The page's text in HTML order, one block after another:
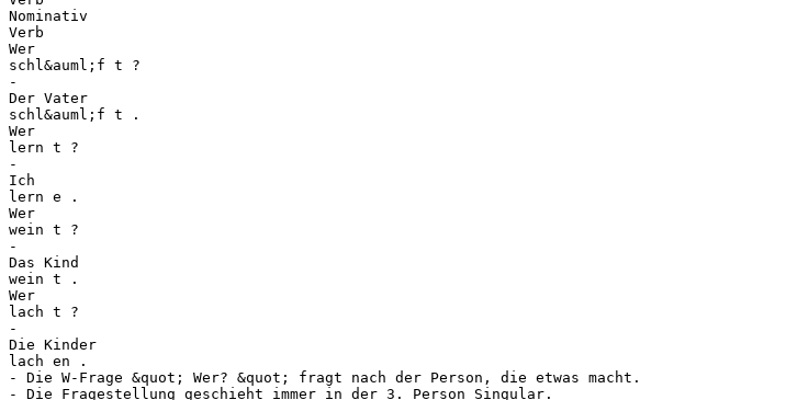
Nominativ
Verb
Wer
schl&auml;f t ?
-
Der Vater
schl&auml;f t .
Wer
lern t ?
-
Ich
lern e .
Wer
wein t ?
-
Das Kind
wein t .
Wer
lach t ?
-
Die Kinder
lach en .
- Die W-Frage &quot; Wer? &quot; fragt nach der Person, die etwas macht.
- Die Fragestellung geschieht immer in der 3. Person Singular.